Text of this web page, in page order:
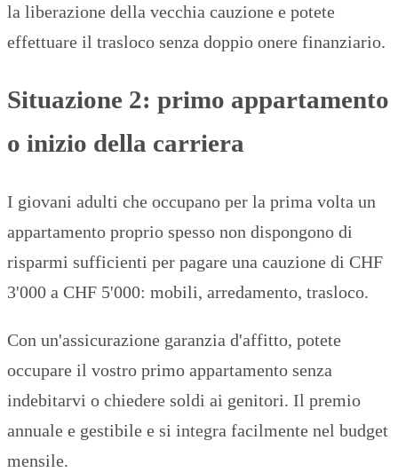
la liberazione della vecchia cauzione e potete
effettuare il trasloco senza doppio onere finanziario.
Situazione 2: primo appartamento
o inizio della carriera
I giovani adulti che occupano per la prima volta un
appartamento proprio spesso non dispongono di
risparmi sufficienti per pagare una cauzione di CHF
3'000 a CHF 5'000: mobili, arredamento, trasloco.
Con un'assicurazione garanzia d'affitto, potete
occupare il vostro primo appartamento senza
indebitarvi o chiedere soldi ai genitori. Il premio
annuale e gestibile e si integra facilmente nel budget
mensile.